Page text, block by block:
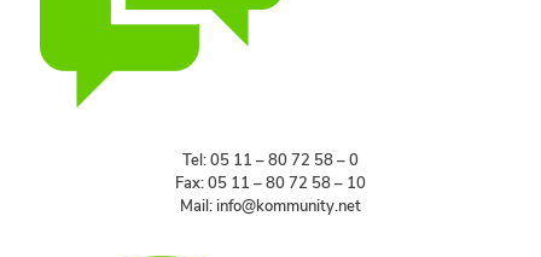
Tel: 05 11 – 80 72 58 – 0
Fax: 05 11 – 80 72 58 – 10
Mail: info@kommunity.net